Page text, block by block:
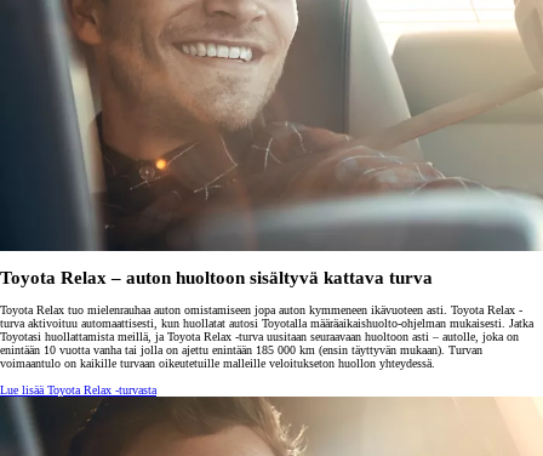
Toyota Relax – auton huoltoon sisältyvä kattava turva
Toyota Relax tuo mielenrauhaa auton omistamiseen jopa auton kymmeneen ikävuoteen asti. Toyota Relax -
turva aktivoituu automaattisesti, kun huollatat autosi Toyotalla määräaikaishuolto-ohjelman mukaisesti. Jatka
Toyotasi huollattamista meillä, ja Toyota Relax -turva uusitaan seuraavaan huoltoon asti – autolle, joka on
enintään 10 vuotta vanha tai jolla on ajettu enintään 185 000 km (ensin täyttyvän mukaan). Turvan
voimaantulo on kaikille turvaan oikeutetuille malleille veloitukseton huollon yhteydessä.
Lue lisää Toyota Relax -turvasta